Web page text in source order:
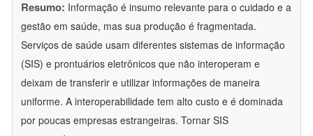
Resumo: Informação é insumo relevante para o cuidado e a
gestão em saúde, mas sua produção é fragmentada.
Serviços de saúde usam diferentes sistemas de informação
(SIS) e prontuários eletrônicos que não interoperam e
deixam de transferir e utilizar informações de maneira
uniforme. A interoperabilidade tem alto custo e é dominada
por poucas empresas estrangeiras. Tornar SIS